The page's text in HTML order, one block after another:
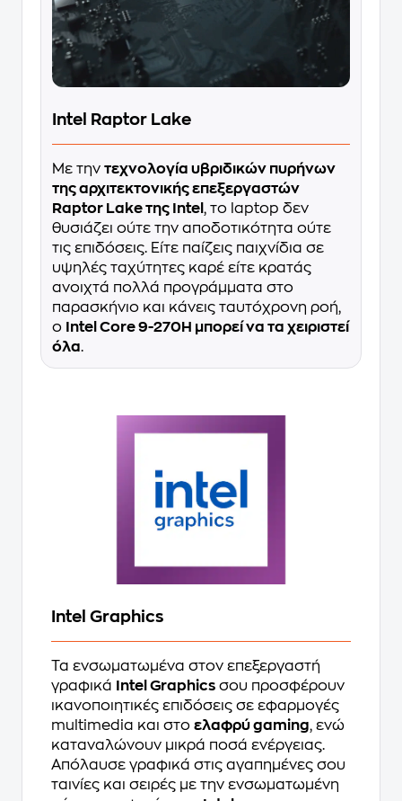
Intel Raptor Lake
Με την τεχνολογία υβριδικών πυρήνων
της αρχιτεκτονικής επεξεργαστών
Raptor Lake της Intel , το laptop δεν
θυσιάζει ούτε την αποδοτικότητα ούτε
τις επιδόσεις. Είτε παίζεις παιχνίδια σε
υψηλές ταχύτητες καρέ είτε κρατάς
ανοιχτά πολλά προγράμματα στο
παρασκήνιο και κάνεις ταυτόχρονη ροή,
ο
Intel Core 9-270H μπορεί να τα χειριστεί
όλα.
Intel Graphics
Τα ενσωματωμένα στον επεξεργαστή
γραφικά
Intel Graphics σου προσφέρουν
ικανοποιητικές επιδόσεις σε εφαρμογές
multimedia και στο ελαφρύ gaming, ενώ
καταναλώνουν μικρά ποσά ενέργειας.
Απόλαυσε γραφικά στις αγαπημένες σου
ταινίες και σειρές με την ενσωματωμένη